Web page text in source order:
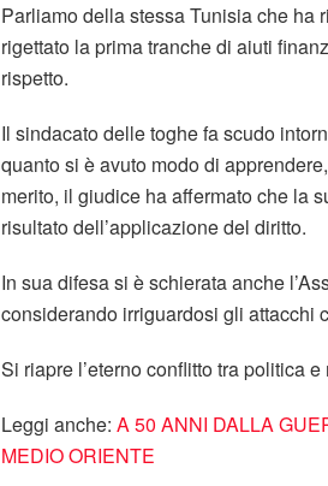
Parliamo della stessa Tunisia che ha
rigettato la prima tranche di aiuti
rispetto.
Il sindacato delle toghe fa scudo
quanto si è avuto modo di
merito, il giudice ha affermato che la
risultato dell’applicazione del diritto.
In sua difesa si è schierata anche
considerando irriguardosi gli attacchi
Si riapre l’eterno conflitto tra politica
Leggi anche: A 50 ANNI DALLA
MEDIO ORIENTE